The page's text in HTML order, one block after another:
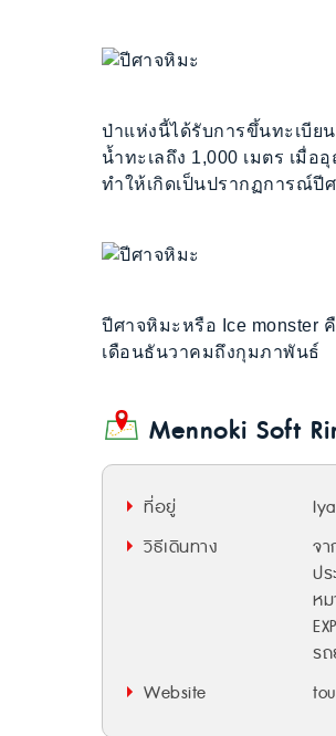
ป่าแห่งนี้ได้รับการขึ้นทะเบีย
น้ำทะเลถึง 1,000 เมตร เมื่
ทำให้เกิดเป็นปรากฏการณ์ปี
ปีศาจหิมะหรือ Ice monster
เดือนธันวาคมถึงกุมภาพันธ์
Mennoki Soft
ที่อยู่
วิธีเดินทาง
จ
ป
ห
ร
Website